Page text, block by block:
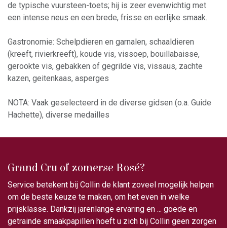
de typische vuursteen-toets; hij is zeer evenwichtig met
een intense neus en een brede, frisse en eerlijke smaak.
Gastronomie: Schelpdieren en garnalen, schaaldieren
(kreeft, rivierkreeft), koude vis, vissoep, bouillabaisse,
gerookte vis, gebakken of gegrilde vis, vissaus, zachte
kazen, geitenkaas, asperges
NOTA: Vaak geselecteerd in de diverse gidsen (o.a. Guide
Hachette), diverse medailles
Grand Cru of zomerse Rosé?
Service betekent bij Collin de klant zoveel mogelijk helpen
om de beste keuze te maken, om het even in welke
prijsklasse. Dankzij jarenlange ervaring en ... goede en
getrainde smaakpapillen hoeft u zich bij Collin geen zorgen